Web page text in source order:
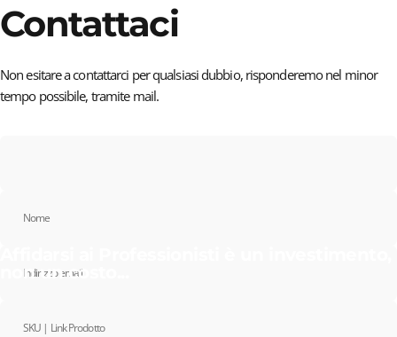
non un costo...
Contattaci
Non esitare a contattarci per qualsiasi dubbio, risponderemo nel minor
tempo possibile, tramite mail.
Nome
Indirizzo email
SKU | Link Prodotto